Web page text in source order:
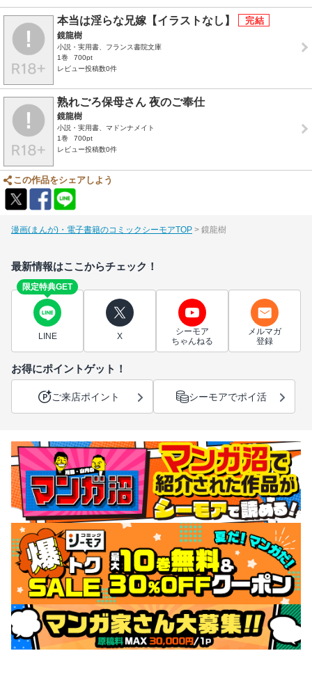
本当は淫らな兄嫁【イラストなし】
鏡龍樹
小説・実用書、フランス書院文庫
1巻
700pt
レビュー投稿数0件
熟れごろ保母さん 夜のご奉仕
鏡龍樹
小説・実用書、マドンナメイト
1巻
700pt
レビュー投稿数0件
この作品をシェアしよう
漫画(まんが)・電子書籍のコミックシーモアTOP 鏡龍樹
最新情報はここからチェック！
限定特典GET
LINE X
シーモア
ちゃんねる
メルマガ
登録
お得にポイントゲット！
ご来店ポイント シーモアでポイ活